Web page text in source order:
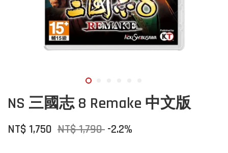
NS 三國志 8 Remake 中文版
NT$ 1,750 NT$ 1,790 -2.2%